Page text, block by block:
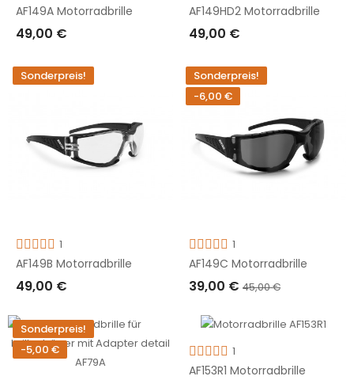
AF149A Motorradbrille
49,00 €
IN DEN WARENKORB LEGEN
AF149HD2 Motorradbrille
49,00 €
IN DEN WARENKORB LEGEN
Sonderpreis!
1
AF149B Motorradbrille
49,00 €
IN DEN WARENKORB LEGEN
Sonderpreis!
-6,00 €
1
AF149C Motorradbrille
39,00 € 45,00 €
IN DEN WARENKORB LEGEN
Sonderpreis!
-5,00 €
1
AF153R1 Motorradbrille